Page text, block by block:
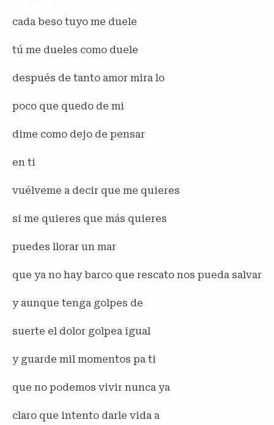
cada beso tuyo me duele
tú me dueles como duele
después de tanto amor mira lo
poco que quedo de mi
dime como dejo de pensar
en ti
vuélveme a decir que me quieres
si me quieres que más quieres
puedes llorar un mar
que ya no hay barco que rescato nos pueda salvar
y aunque tenga golpes de
suerte el dolor golpea igual
y guarde mil momentos pa ti
que no podemos vivir nunca ya
claro que intento darle vida a